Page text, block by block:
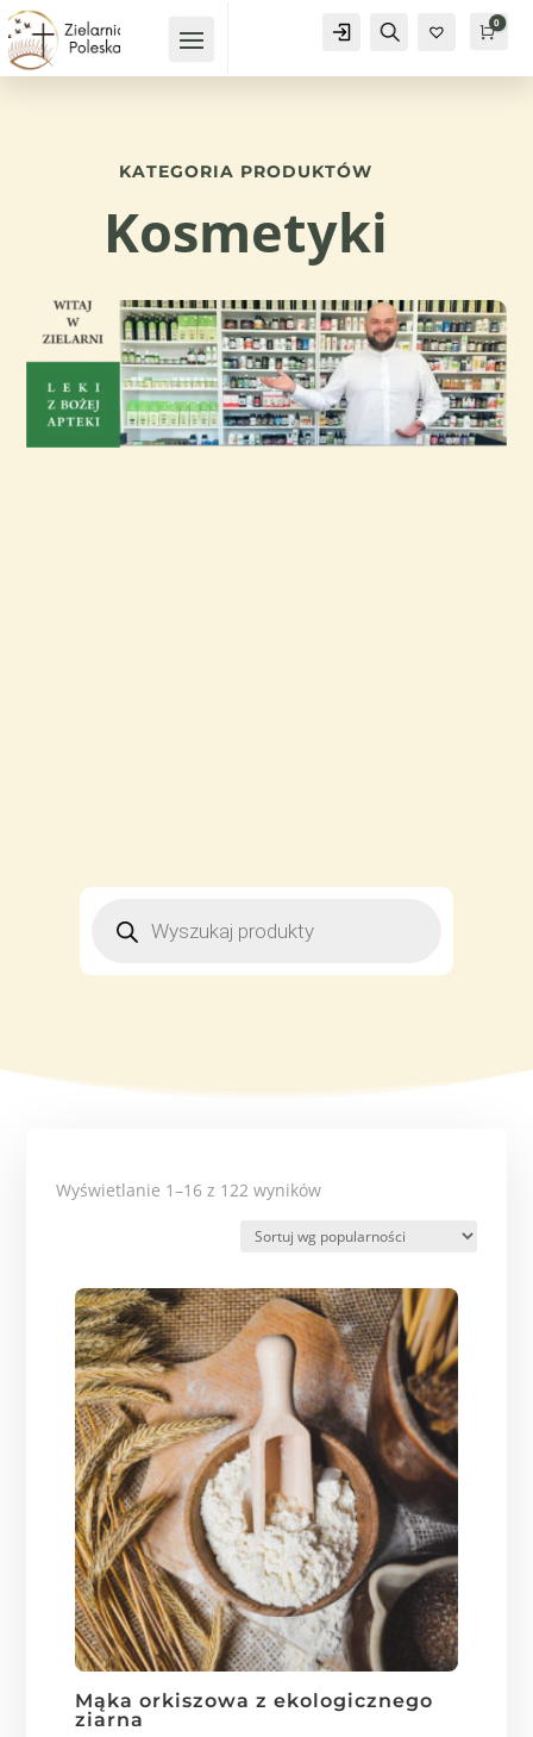
Konto Szukaj Kosz
0
KATEGORIA PRODUKTÓW
Kosmetyki
PRODUKTÓW
Wyświetlanie 1–16 z 122 wynikówPosortowane
popularności
Mąka orkiszowa z ekologicznego
ziarna